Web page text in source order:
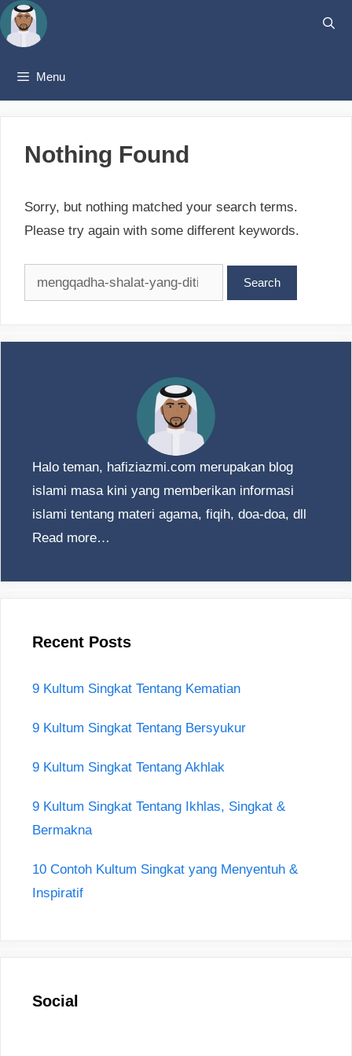
Skip
to
Menu
Nothing Found
Sorry, but nothing matched your search terms.
Please try again with some different keywords.
for:
Halo teman, hafiziazmi.com merupakan blog
islami masa kini yang memberikan informasi
islami tentang materi agama, fiqih, doa-doa, dll
Read more…
Recent Posts
9 Kultum Singkat Tentang Kematian
9 Kultum Singkat Tentang Bersyukur
9 Kultum Singkat Tentang Akhlak
9 Kultum Singkat Tentang Ikhlas, Singkat &
Bermakna
10 Contoh Kultum Singkat yang Menyentuh &
Inspiratif
Social